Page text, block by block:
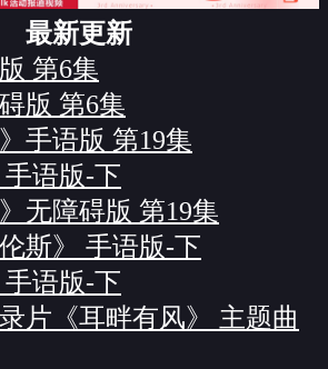
最新更新
第6集
版 第6集
手语版 第19集
手语版-下
无障碍版 第19集
斯》 手语版-下
手语版-下
片《耳畔有风》 主题曲